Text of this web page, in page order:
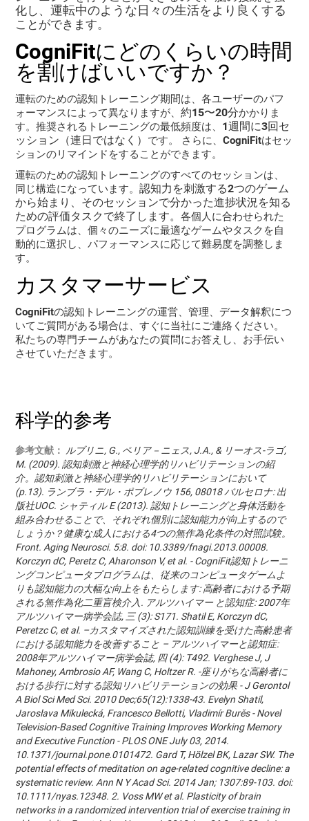
化し、運転中のような日々の生活をより良くする
ことができます。
CogniFitにどのくらいの時間
を割けばいいですか？
運転のための認知トレーニング期間は、各ユーザーのパフ
ォーマンスによって異なりますが、約15〜20分かかりま
す。推奨されるトレーニングの最低頻度は、 1週間に3回セ
ッション（連日ではなく） です。 さらに、CogniFitはセッ
ションのリマインドをすることができます。
運転のための認知トレーニングのすべてのセッションは、
同じ構造になっています。認知力を刺激する2つのゲーム
から始まり、そのセッションで分かった進捗状況を知る
ための評価タスクで終了します。各個人に合わせられた
プログラムは、個々のニーズに最適なゲームやタスクを自
動的に選択し、パフォーマンスに応じて難易度を調整しま
す。
カスタマーサービス
CogniFitの認知トレーニングの運営、管理、データ解釈につ
いてご質問がある場合は、すぐに当社にご連絡ください。
私たちの専門チームがあなたの質問にお答えし、お手伝い
させていただきます。
科学的参考
参考文献：
ルブリニ, G., ペリア－ニェス, J.A., & リーオス-ラゴ,
M. (2009). 認知刺激と神経心理学的リハビリテーションの紹
介。認知刺激と神経心理学的リハビリテーションにおいて
(p.13). ランブラ・デル・ポブレノウ 156, 08018 バルセロナ: 出
版社UOC. シャティル E (2013). 認知トレーニングと身体活動を
組み合わせることで、それぞれ個別に認知能力が向上するので
しょうか？健康な成人における4つの無作為化条件の対照試験。
Front. Aging Neurosci. 5:8. doi: 10.3389/fnagi.2013.00008.
Korczyn dC, Peretz C, Aharonson V, et al. - CogniFit認知トレーニ
ングコンピュータプログラムは、従来のコンピュータゲームよ
りも認知能力の大幅な向上をもたらします: 高齢者における予期
される無作為化二重盲検介入. アルツハイマー と認知症: 2007年
アルツハイマー病学会誌, 三 (3): S171. Shatil E, Korczyn dC,
Peretzc C, et al. –カスタマイズされた認知訓練を受けた高齢患者
における認知能力を改善すること – アルツハイマーと認知症:
2008年アルツハイマー病学会誌, 四 (4): T492. Verghese J, J
Mahoney, Ambrosio AF, Wang C, Holtzer R. -座りがちな高齢者に
おける歩行に対する認知リハビリテーションの効果 - J Gerontol
A Biol Sci Med Sci. 2010 Dec;65(12):1338-43. Evelyn Shatil,
Jaroslava Mikulecká, Francesco Bellotti, Vladimír Burěs - Novel
Television-Based Cognitive Training Improves Working Memory
and Executive Function - PLOS ONE July 03, 2014.
10.1371/journal.pone.0101472. Gard T, Hölzel BK, Lazar SW. The
potential effects of meditation on age-related cognitive decline: a
systematic review. Ann N Y Acad Sci. 2014 Jan; 1307:89-103. doi:
10.1111/nyas.12348. 2. Voss MW et al. Plasticity of brain
networks in a randomized intervention trial of exercise training in